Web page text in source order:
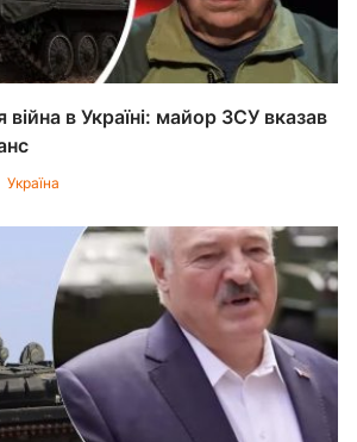
війна в Україні: майор ЗСУ вказав
Україна